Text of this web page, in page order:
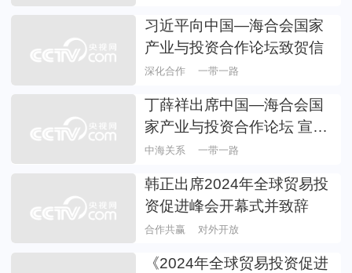
习近平向中国—海合会国家
产业与投资合作论坛致贺信
深化合作 一带一路
丁薛祥出席中国—海合会国
家产业与投资合作论坛 宣读
习近平主席贺信并致辞
中海关系 一带一路
韩正出席2024年全球贸易投
资促进峰会开幕式并致辞
合作共赢 对外开放
《2024年全球贸易投资促进